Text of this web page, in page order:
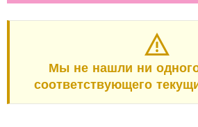
Мы не нашли ни
соответствующего